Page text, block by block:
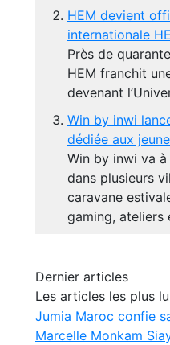
HEM devient
internationale
Près de
HEM franchit
devenant
Win by inwi
dédiée aux
Win by inwi va
dans plusieurs
caravane
gaming, ateliers
Dernier articles
Les articles les plus lu
Jumia Maroc confie
Marcelle Monkam